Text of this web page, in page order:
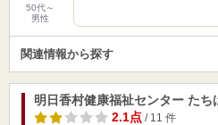
50代～
男性
関連情報から探す
明日香村健康福祉センター たち
2.1点/ 11 件